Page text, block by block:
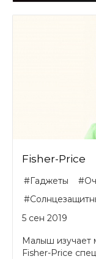
Fisher-Price
#Гаджеты
5 сен 2019
Малыш изучает
Fisher-Price